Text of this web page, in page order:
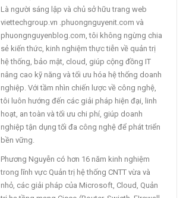
Là người sáng lập và chủ sở hữu trang web
viettechgroup.vn .phuongnguyenit.com và
phuongnguyenblog.com, tôi không ngừng chia
sẻ kiến thức, kinh nghiệm thực tiễn về quản trị
hệ thống, bảo mật, cloud, giúp cộng đồng IT
nâng cao kỹ năng và tối ưu hóa hệ thống doanh
nghiệp. Với tầm nhìn chiến lược về công nghệ,
tôi luôn hướng đến các giải pháp hiện đại, linh
hoạt, an toàn và tối ưu chi phí, giúp doanh
nghiệp tận dụng tối đa công nghệ để phát triển
bền vững.
Phương Nguyễn có hơn 16 năm kinh nghiệm
trong lĩnh vực Quản trị hệ thống CNTT vừa và
nhỏ, các giải pháp của Microsoft, Cloud, Quản